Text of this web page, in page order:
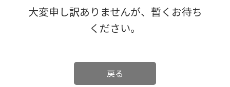
大変申し訳ありませんが、暫くお待ち
ください。
戻る